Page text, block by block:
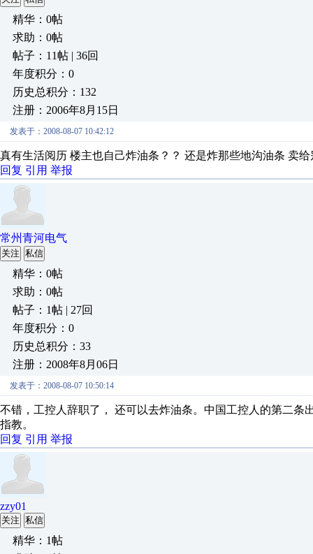
精华：0帖
求助：0帖
帖子：11帖 | 36回
年度积分：0
历史总积分：132
注册：2006年8月15日
发表于：2008-08-07 10:42:12
真有生活阅历 楼主也自己炸油条？？ 还是炸那些地沟油条 卖
回复 引用 举报
常州青河电气
关注 私信
精华：0帖
求助：0帖
帖子：1帖 | 27回
年度积分：0
历史总积分：33
注册：2008年8月06日
发表于：2008-08-07 10:50:14
不错，工控人辞职了， 还可以去炸油条。中国工控人的第二条
指教。
回复 引用 举报
zzy01
关注 私信
精华：1帖